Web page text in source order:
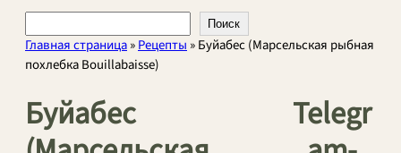
Поиск
Главная страница»Рецепты »Буйабес (Марсельская рыбная
похлебка Bouillabaisse)
Буйабес
Telegr